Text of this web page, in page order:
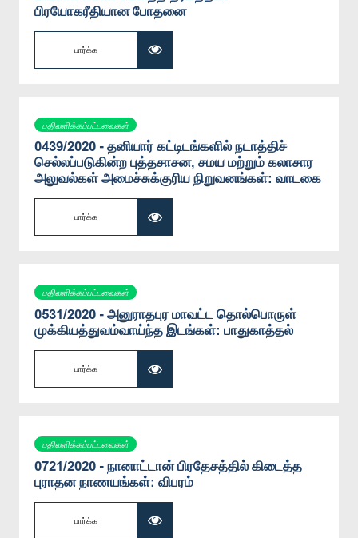
பிரயோகரீதியான போதனை
பார்க்க
பதிலளிக்கப்பட்டவைகள்
0439/2020 - தனியார் கட்டிடங்களில் நடாத்திச்
செல்லப்படுகின்ற புத்தசாசன, சமய மற்றும் கலாசார
அலுவல்கள் அமைச்சுக்குரிய நிறுவனங்கள்: வாடகை
பார்க்க
பதிலளிக்கப்பட்டவைகள்
0531/2020 - அனுராதபுர மாவட்ட தொல்பொருள்
முக்கியத்துவம்வாய்ந்த இடங்கள்: பாதுகாத்தல்
பார்க்க
பதிலளிக்கப்பட்டவைகள்
0721/2020 - நானாட்டான் பிரதேசத்தில் கிடைத்த
புராதன நாணயங்கள்: விபரம்
பார்க்க